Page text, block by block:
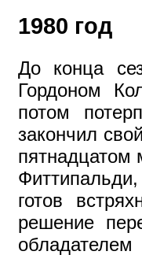
1980 год
До конца
Гордоном
потом
закончил
пятнадцатом
готов
решение